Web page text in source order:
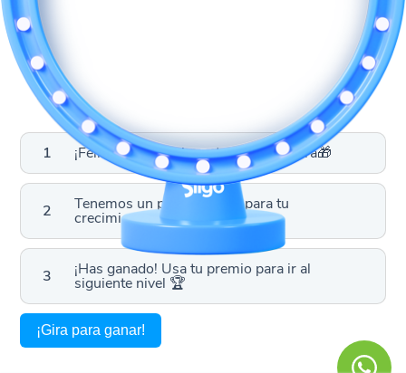
¡Felicidades! Reclama tu premio ahora🎁
Tenemos un premio único para tu
crecimiento 🚀
¡Has ganado! Usa tu premio para ir al
siguiente nivel 🏆
¡Gira para ganar!